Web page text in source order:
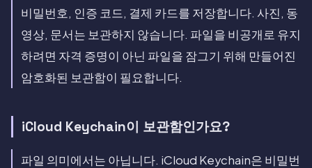
비밀번호, 인증 코드, 결제 카드를 저장합니다. 사진, 동
영상, 문서는 보관하지 않습니다. 파일을 비공개로 유지
하려면 자격 증명이 아닌 파일을 잠그기 위해 만들어진
암호화된 보관함이 필요합니다.
iCloud Keychain이 보관함인가요?
파일 의미에서는 아닙니다. iCloud Keychain은 비밀번